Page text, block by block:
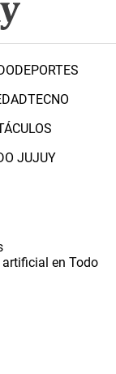
DEPORTES
TECNO
JUJUY
en Todo